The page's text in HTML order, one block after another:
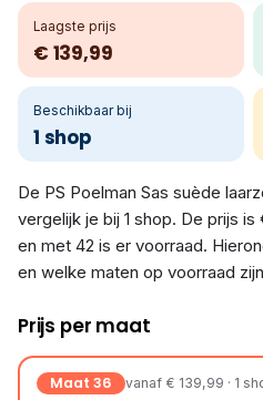
Laagste prijs
€ 139,99
Beschikbaar bij
1 shop
De PS Poelman Sas suède
vergelijk je bij 1 shop. De prijs is
en met 42 is er voorraad.
en welke maten op voorraad
Prijs per maat
Maat 36 vanaf € 139,99 · 1